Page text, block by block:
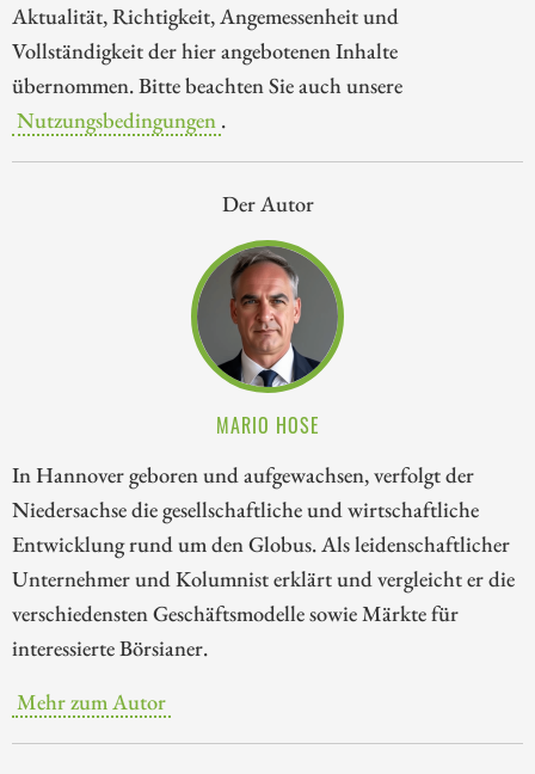
Aktualität, Richtigkeit, Angemessenheit und
Vollständigkeit der hier angebotenen Inhalte
übernommen. Bitte beachten Sie auch unsere
Nutzungsbedingungen .
Der Autor
MARIO HOSE
In Hannover geboren und aufgewachsen, verfolgt der
Niedersachse die gesellschaftliche und wirtschaftliche
Entwicklung rund um den Globus. Als leidenschaftlicher
Unternehmer und Kolumnist erklärt und vergleicht er die
verschiedensten Geschäftsmodelle sowie Märkte für
interessierte Börsianer.
Mehr zum Autor